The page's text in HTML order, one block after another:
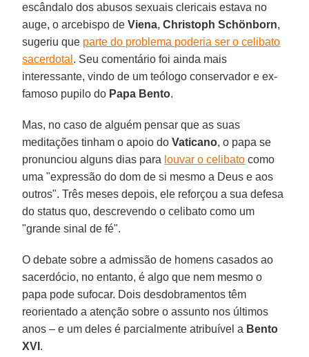
escândalo dos abusos sexuais clericais estava no
auge, o arcebispo deViena,Christoph Schönborn,
sugeriu que parte do problema poderia ser o celibato
sacerdotal . Seu comentário foi ainda mais
interessante, vindo de um teólogo conservador e ex-
famoso pupilo do Papa Bento.
Mas, no caso de alguém pensar que as suas
meditações tinham o apoio doVaticano, o papa se
pronunciou alguns dias para louvar o celibato como
uma "expressão do dom de si mesmo a Deus e aos
outros". Três meses depois, ele reforçou a sua defesa
do status quo, descrevendo o celibato como um
"grande sinal de fé".
O debate sobre a admissão de homens casados ao
sacerdócio, no entanto, é algo que nem mesmo o
papa pode sufocar. Dois desdobramentos têm
reorientado a atenção sobre o assunto nos últimos
anos – e um deles é parcialmente atribuível a Bento
XVI .